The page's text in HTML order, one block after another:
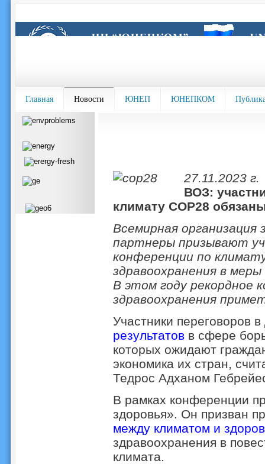
Главная Новости ЮНЕП ЮНЕПКОМ
27.11.2023 г.
ВОЗ:
климату COP28
Всемирная организация
партнеры призывают
конференции по
здравоохранения в
В этом году рекордное
здравоохранения
Участники переговоров
результатовв сфере
которых ожидают
экономика их стран,
Тедрос Адханом
В рамках конференции
здоровья». Он призван
между климатом и
здравоохранения в
климата.